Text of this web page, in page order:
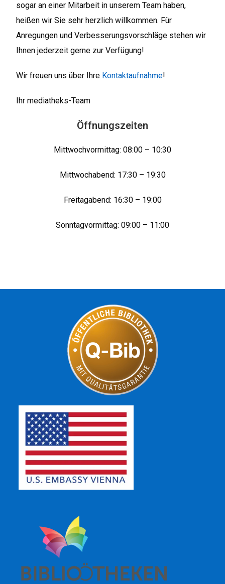
sogar an einer Mitarbeit in unserem Team haben,
heißen wir Sie sehr herzlich willkommen. Für
Anregungen und Verbesserungsvorschläge stehen wir
Ihnen jederzeit gerne zur Verfügung!
Wir freuen uns über Ihre Kontaktaufnahme!
Ihr mediatheks-Team
Öffnungszeiten
Mittwochvormittag: 08:00 – 10:30
Mittwochabend: 17:30 – 19:30
Freitagabend: 16:30 – 19:00
Sonntagvormittag: 09:00 – 11:00